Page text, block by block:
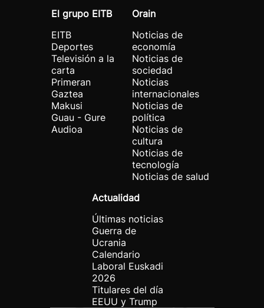
El grupo EITB
EITB
Deportes
Televisión a la
carta
Primeran
Gaztea
Makusi
Guau - Gure
Audioa
Orain
Noticias de
economía
Noticias de
sociedad
Noticias
internacionales
Noticias de
política
Noticias de
cultura
Noticias de
tecnología
Noticias de salud
Actualidad
Últimas noticias
Guerra de
Ucrania
Calendario
Laboral Euskadi
2026
Titulares del día
EEUU y Trump